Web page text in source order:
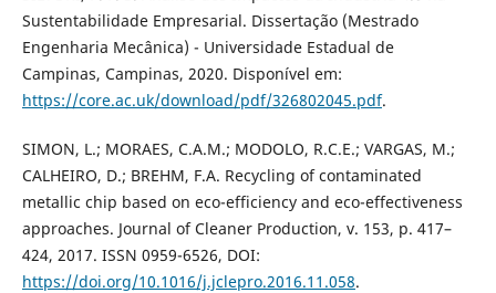
Sustentabilidade Empresarial. Dissertação (Mestrado
Engenharia Mecânica) - Universidade Estadual de
Campinas, Campinas, 2020. Disponível em:
https://core.ac.uk/download/pdf/326802045.pdf.
SIMON, L.; MORAES, C.A.M.; MODOLO, R.C.E.; VARGAS, M.;
CALHEIRO, D.; BREHM, F.A. Recycling of contaminated
metallic chip based on eco-efficiency and eco-effectiveness
approaches. Journal of Cleaner Production, v. 153, p. 417–
424, 2017. ISSN 0959-6526, DOI:
https://doi.org/10.1016/j.jclepro.2016.11.058.